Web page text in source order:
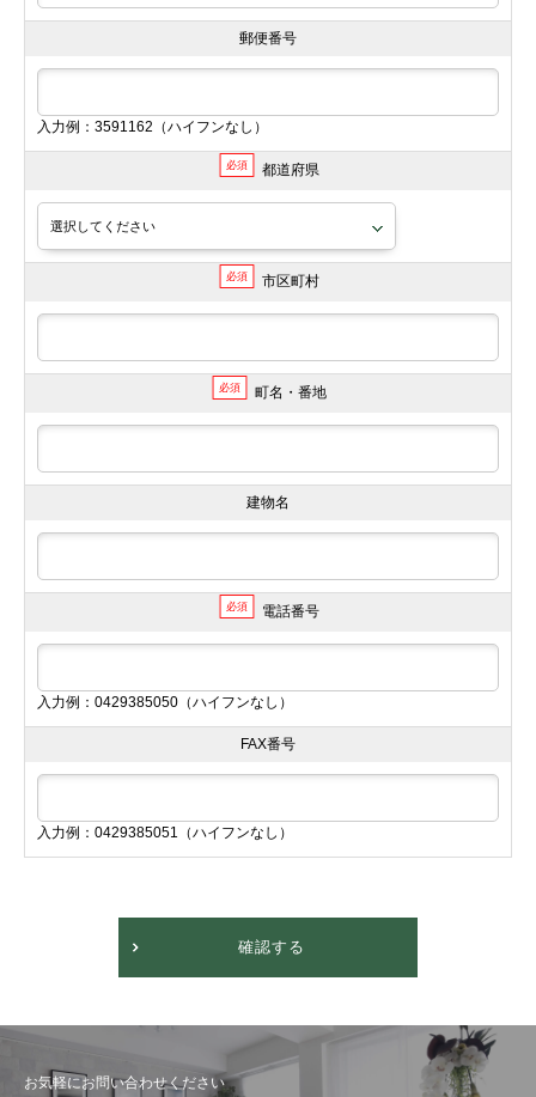
郵便番号
入力例：3591162（ハイフンなし）
必須 都道府県
必須 市区町村
必須 町名・番地
建物名
必須 電話番号
入力例：0429385050（ハイフンなし）
FAX番号
入力例：0429385051（ハイフンなし）
確認する
お気軽にお問い合わせください